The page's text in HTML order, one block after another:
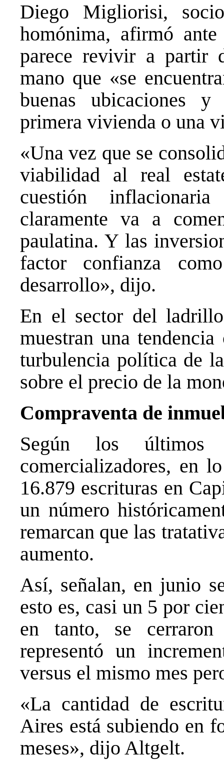
Diego Migliorisi,
homónima, afirmó
parece revivir a partir
mano que «se
buenas ubicaciones
primera vivienda o una
«Una vez que se
viabilidad al real
cuestión
claramente va a
paulatina. Y las
factor confianza
desarrollo», dijo.
En el sector del
muestran una
turbulencia política de
sobre el precio de la
Compraventa de
Según los
comercializadores, en
16.879 escrituras en
un número
remarcan que las
aumento.
Así, señalan, en junio
esto es, casi un 5 por
en tanto, se
representó un
versus el mismo mes
«La cantidad de
Aires está subiendo en
meses», dijo Altgelt.